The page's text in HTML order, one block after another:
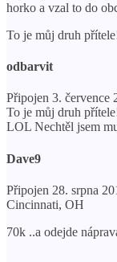
horko a vzal to do
To je můj druh
odbarvit
Připojen 3.
To je můj druh
LOL Nechtěl jsem
Dave9
Připojen 28. srpna
Cincinnati, OH
70k ..a odejde